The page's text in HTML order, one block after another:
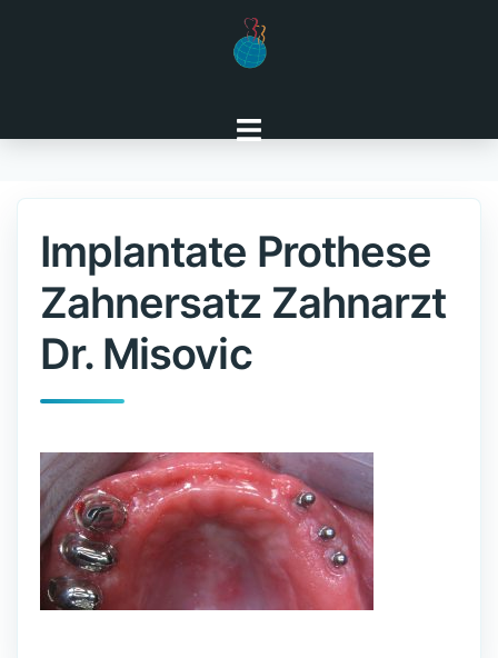
Implantate Prothese
Zahnersatz Zahnarzt
Dr. Misovic